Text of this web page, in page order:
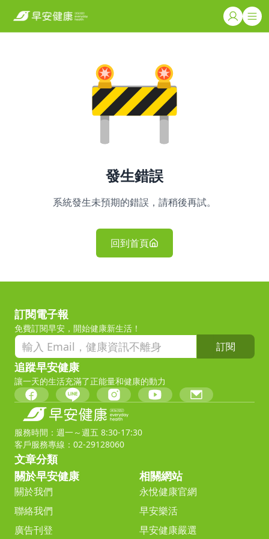
發生錯誤
系統發生未預期的錯誤，請稍後再試。
回到首頁
訂閱電子報
免費訂閱早安，開始健康新生活！
訂閱
追蹤早安健康
讓一天的生活充滿了正能量和健康的動力
服務時間：週一～週五 8:30-17:30
客戶服務專線：02-29128060
文章分類
關於早安健康
關於我們
聯絡我們
廣告刊登
相關網站
永悅健康官網
早安樂活
早安健康嚴選